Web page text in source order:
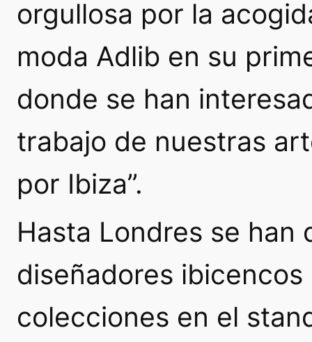
orgullosa por la
moda Adlib en su
donde se han
trabajo de nuestras
por Ibiza”.
Hasta Londres se han
diseñadores
colecciones en el